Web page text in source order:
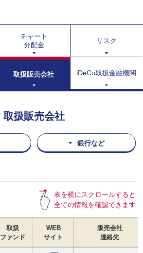
チャート
分配金
リスク
取扱販売会社 iDeCo取扱金融機関
取扱販売会社
銀行など
表を横にスクロールすると
全ての情報を確認できます
取扱
ファンド
WEB
サイト
販売会社
連絡先